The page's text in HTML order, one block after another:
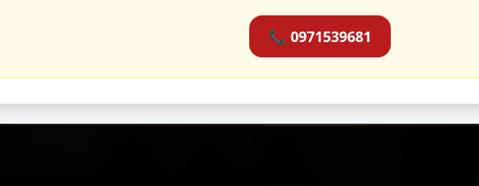
📞 0971539681